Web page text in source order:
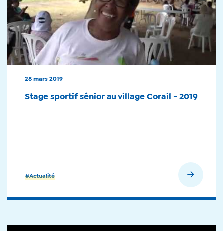
#Actualité
28 mars 2019
Stage sportif sénior au village Corail - 2019